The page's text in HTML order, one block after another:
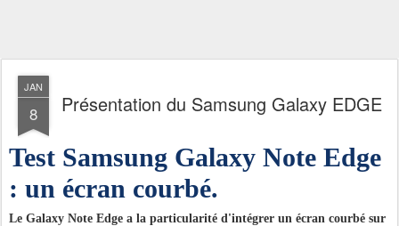
JAN
8 Présentation du Samsung Galaxy EDGE
Test Samsung Galaxy Note Edge
: un écran courbé.
Le Galaxy Note Edge a la particularité d'intégrer un écran courbé sur